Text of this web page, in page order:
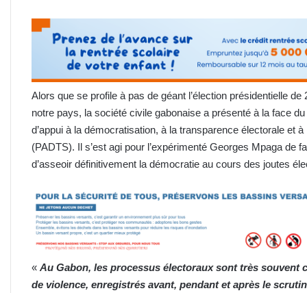
Alors que se profile à pas de géant l’élection présidentielle
notre pays, la société civile gabonaise a présenté à la face
d’appui à la démocratisation, à la transparence électorale et
(PADTS). Il s’est agi pour l’expérimenté Georges Mpaga de
d’asseoir définitivement la démocratie au cours des joutes
« Au Gabon, les processus électoraux sont très souvent
de violence, enregistrés avant, pendant et après le